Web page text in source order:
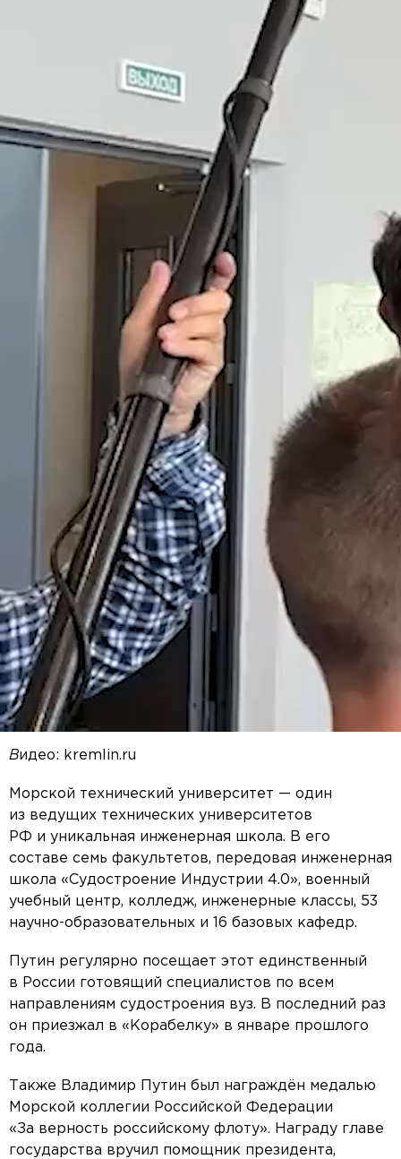
Видео: kremlin.ru
Морской технический университет — один
из ведущих технических университетов
РФ и уникальная инженерная школа. В его
составе семь факультетов, передовая инженерная
школа «Судостроение Индустрии 4.0», военный
учебный центр, колледж, инженерные классы, 53
научно-образовательных и 16 базовых кафедр.
Путин регулярно посещает этот единственный
в России готовящий специалистов по всем
направлениям судостроения вуз. В последний раз
он приезжал в «Корабелку» в январе прошлого
года.
Также Владимир Путин был награждён медалью
Морской коллегии Российской Федерации
«За верность российскому флоту». Награду главе
государства вручил помощник президента,